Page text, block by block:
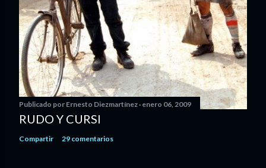
Publicado por Ernesto Diezmartínez enero 06, 2009
RUDO Y CURSI
Compartir 29 comentarios